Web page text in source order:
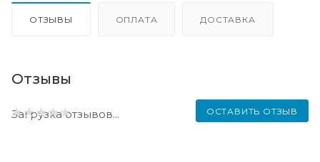
ОТЗЫВЫ ОПЛАТА ДОСТАВКА
Отзывы
ОСТАВИТЬ ОТЗЫВ
Загрузка отзывов...